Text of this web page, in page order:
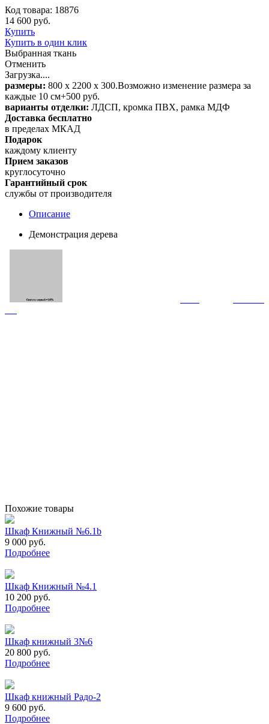
Код товара: 18876
14 600 руб.
Купить
Купить в один клик
Выбранная ткань
Отменить
Загрузка....
размеры: 800 х 2200 х 300.Возможно изменение размера за
каждые 10 см+500 руб.
варианты отделки: ЛДСП, кромка ПВХ, рамка МДФ
Доставка бесплатно
в пределах МКАД
Подарок
каждому клиенту
Прием заказов
круглосуточно
Гарантийный срок
службы от производителя
Описание
Демонстрация дерева
Похожие товары
Шкаф Книжный №6.1b
9 000 руб.
Подробнее
Шкаф Книжный №4.1
10 200 руб.
Подробнее
Шкаф книжный 3№6
20 800 руб.
Подробнее
Шкаф книжный Радо-2
9 600 руб.
Подробнее